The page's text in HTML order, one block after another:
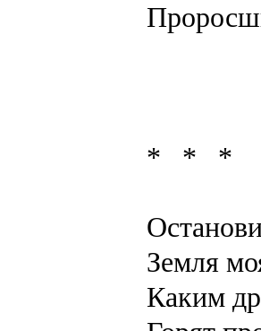
* * *
Земля
Каким